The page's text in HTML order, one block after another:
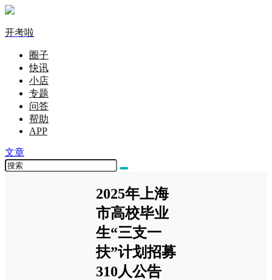
开考啦
圈子
快讯
小店
专题
问答
帮助
APP
文章
2025年上海
市高校毕业
生“三支一
扶”计划招募
310人公告